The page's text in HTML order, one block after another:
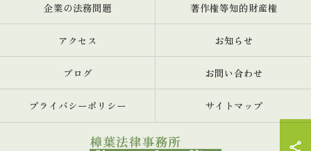
企業の法務問題 著作権等知的財産権
アクセス お知らせ
ブログ お問い合わせ
プライバシーポリシー サイトマップ